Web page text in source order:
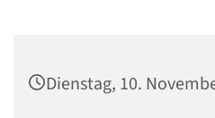
Dienstag, 10.